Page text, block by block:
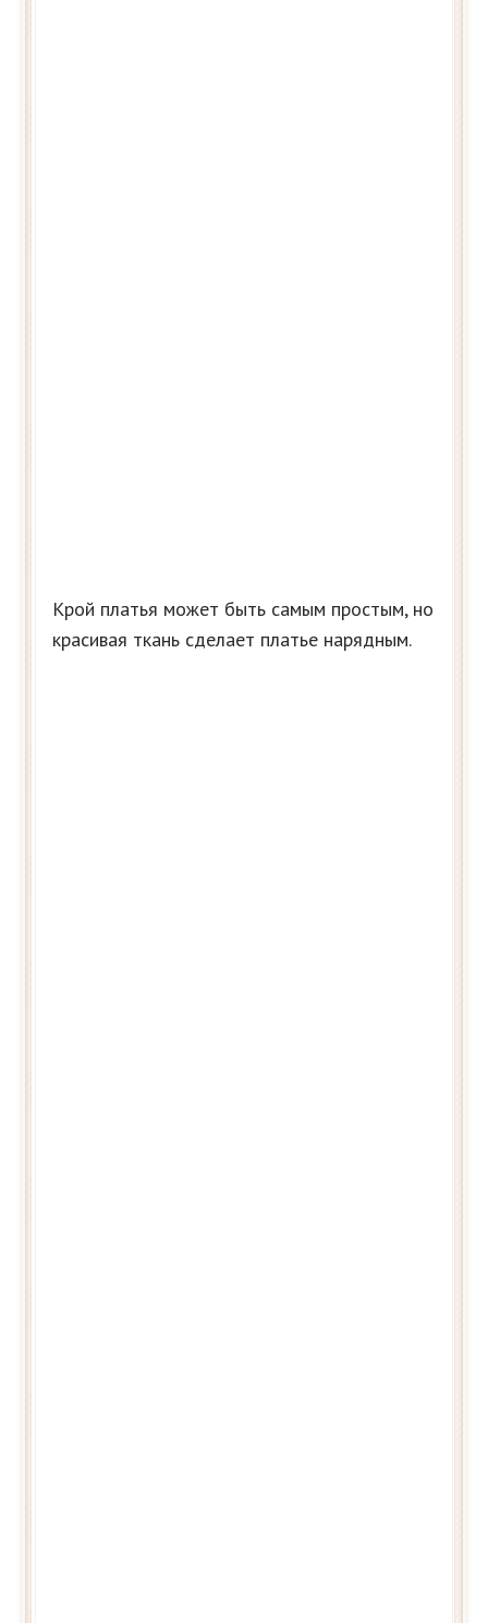
Крой платья может быть самым простым, но
красивая ткань сделает платье нарядным.